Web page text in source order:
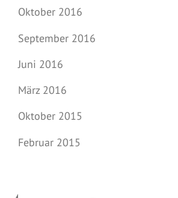
Oktober 2016
September 2016
Juni 2016
März 2016
Oktober 2015
Februar 2015